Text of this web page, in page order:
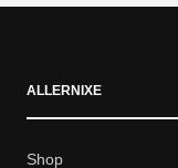
ALLERNIXE
Shop